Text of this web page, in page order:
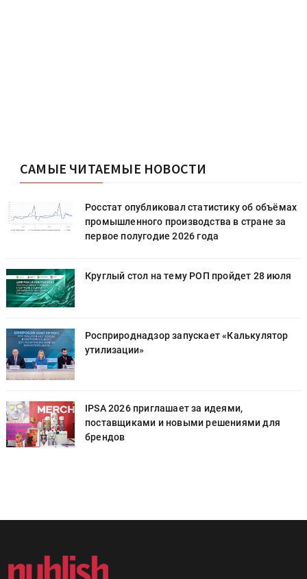
САМЫЕ ЧИТАЕМЫЕ НОВОСТИ
Росстат опубликовал статистику об объёмах
промышленного производства в стране за
первое полугодие 2026 года
Круглый стол на тему РОП пройдет 28 июля
Росприроднадзор запускает «Калькулятор
утилизации»
IPSA 2026 приглашает за идеями,
поставщиками и новыми решениями для
брендов